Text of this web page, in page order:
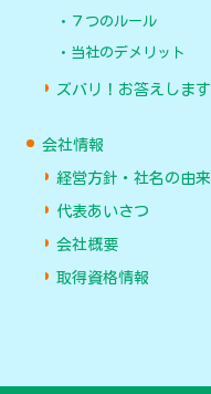
７つのルール
当社のデメリット
ズバリ！お答えします
会社情報
経営方針・社名の由来
代表あいさつ
会社概要
取得資格情報